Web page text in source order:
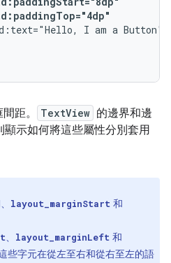
I am a Button"
距。 TextView 的邊界和邊
顯示如何將這些屬性分別套用
、 layout_marginStart 和
、 layout_marginLeft 和
些字元在從左至右和從右至左的語